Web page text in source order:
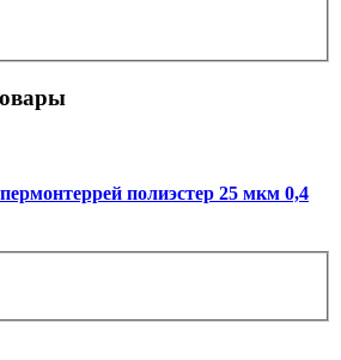
полиэстер 25 мкм 0,4